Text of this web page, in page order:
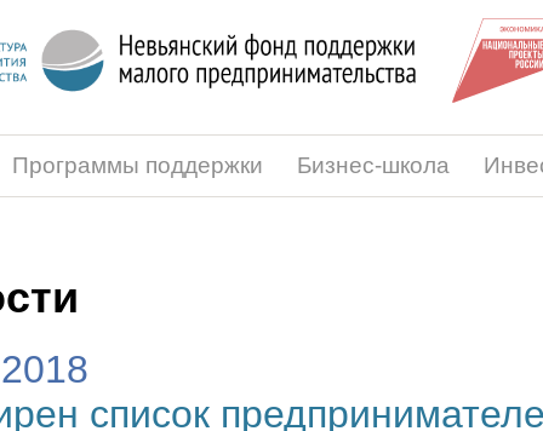
Программы поддержки Бизнес-школа
список